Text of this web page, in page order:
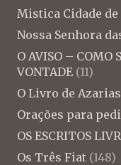
Mistica Cidade de
Nossa Senhora
O AVISO – COMO
VONTADE (11)
O Livro de Azarias
Orações para
OS ESCRITOS
Os Três Fiat (148)